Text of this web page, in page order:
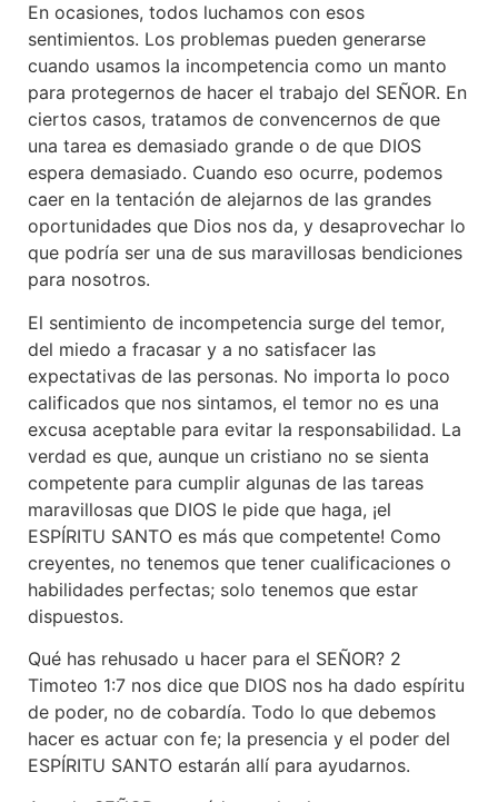
En ocasiones, todos luchamos con esos
sentimientos. Los problemas pueden generarse
cuando usamos la incompetencia como un manto
para protegernos de hacer el trabajo del SEÑOR. En
ciertos casos, tratamos de convencernos de que
una tarea es demasiado grande o de que DIOS
espera demasiado. Cuando eso ocurre, podemos
caer en la tentación de alejarnos de las grandes
oportunidades que Dios nos da, y desaprovechar lo
que podría ser una de sus maravillosas bendiciones
para nosotros.
El sentimiento de incompetencia surge del temor,
del miedo a fracasar y a no satisfacer las
expectativas de las personas. No importa lo poco
calificados que nos sintamos, el temor no es una
excusa aceptable para evitar la responsabilidad. La
verdad es que, aunque un cristiano no se sienta
competente para cumplir algunas de las tareas
maravillosas que DIOS le pide que haga, ¡el
ESPÍRITU SANTO es más que competente! Como
creyentes, no tenemos que tener cualificaciones o
habilidades perfectas; solo tenemos que estar
dispuestos.
Qué has rehusado u hacer para el SEÑOR? 2
Timoteo 1:7 nos dice que DIOS nos ha dado espíritu
de poder, no de cobardía. Todo lo que debemos
hacer es actuar con fe; la presencia y el poder del
ESPÍRITU SANTO estarán allí para ayudarnos.